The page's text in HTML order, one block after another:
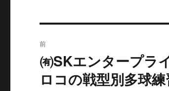
稿
ナ
前
過
去
の
㈲SKエンタープラ
ロコの戦型別多球